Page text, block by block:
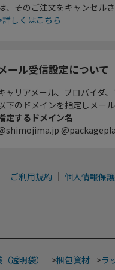
、そのご注文をキャンセル
詳しくはこちら
ール受信設定について
ャリアメール、プロバイダ
下のドメインを指定しメー
定するドメイン名
ご利用規約 個人情報保
透明袋） >梱包資材 >ラ